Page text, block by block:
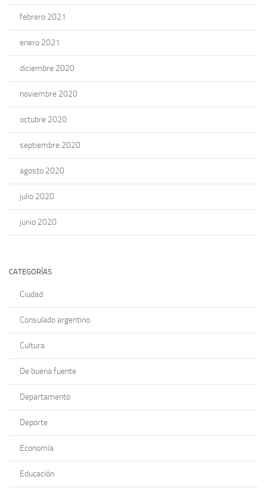
febrero 2021
enero 2021
diciembre 2020
noviembre 2020
octubre 2020
septiembre 2020
agosto 2020
julio 2020
junio 2020
CATEGORÍAS
Ciudad
Consulado argentino
Cultura
De buena fuente
Departamento
Deporte
Economía
Educación